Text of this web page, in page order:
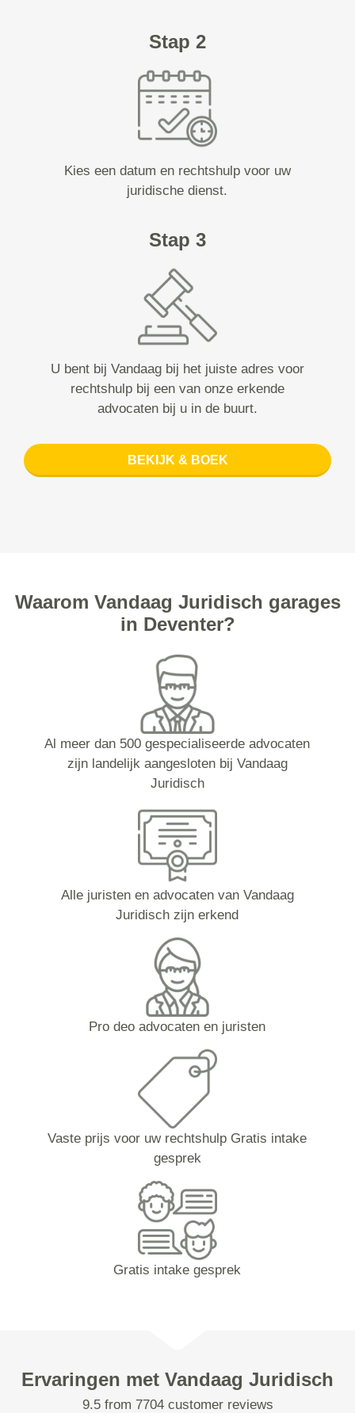
Stap 2
Kies een datum en rechtshulp voor uw
juridische dienst.
Stap 3
U bent bij Vandaag bij het juiste adres voor
rechtshulp bij een van onze erkende
advocaten bij u in de buurt.
BEKIJK & BOEK
Waarom Vandaag Juridisch garages
in Deventer?
Al meer dan 500 gespecialiseerde advocaten
zijn landelijk aangesloten bij Vandaag
Juridisch
Alle juristen en advocaten van Vandaag
Juridisch zijn erkend
Pro deo advocaten en juristen
Vaste prijs voor uw rechtshulp Gratis intake
gesprek
Gratis intake gesprek
Ervaringen met Vandaag Juridisch
9.5 from 7704 customer reviews